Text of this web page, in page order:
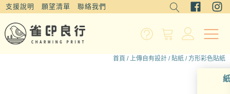
支援說明 願望清單 聯絡我們
首頁 /上傳自有設計 /貼紙 / 方形彩色貼紙